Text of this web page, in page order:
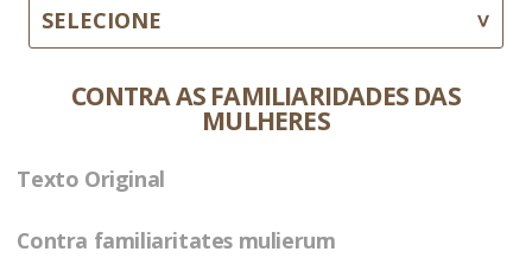
SELECIONE
CONTRA AS FAMILIARIDADES DAS
MULHERES
Texto Original
Contra familiaritates mulierum